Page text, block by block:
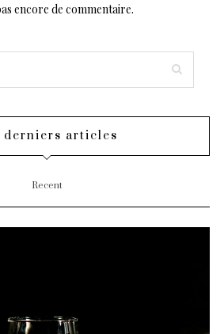
encore de commentaire.
derniers articles
Recent